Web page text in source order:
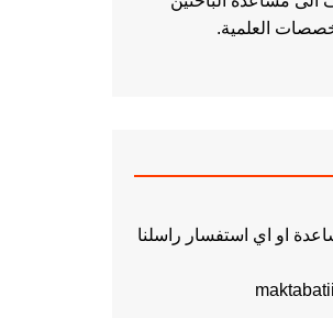
العلمية.
او اي استفسار راسلنا